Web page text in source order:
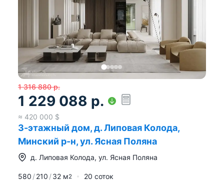
1 316 880 р.
1 229 088 р.
≈ 420 000 $
3-этажный дом, д. Липовая Колода,
Минский р-н, ул. Ясная Поляна
д. Липовая Колода, ул. Ясная Поляна
580 210 32 м2 20 соток